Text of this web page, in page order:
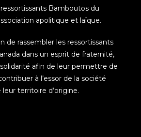
ressortissants Bamboutos du
apolitique et laïque.
de rassembler les ressortissants
dans un esprit de fraternité,
afin de leur permettre de
à l’essor de la société
territoire d’origine.